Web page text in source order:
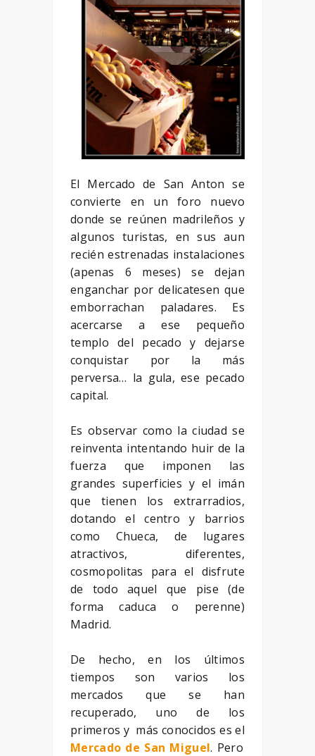
El Mercado de San Anton se
convierte en un foro nuevo
donde se reúnen madrileños y
algunos turistas, en sus aun
recién estrenadas instalaciones
(apenas 6 meses) se dejan
enganchar por delicatesen que
emborrachan paladares. Es
acercarse a ese pequeño
templo del pecado y dejarse
conquistar por la más
perversa… la gula, ese pecado
capital.
Es observar como la ciudad se
reinventa intentando huir de la
fuerza que imponen las
grandes superficies y el imán
que tienen los extrarradios,
dotando el centro y barrios
como Chueca, de lugares
atractivos, diferentes,
cosmopolitas para el disfrute
de todo aquel que pise (de
forma caduca o perenne)
Madrid.
De hecho, en los últimos
tiempos son varios los
mercados que se han
recuperado, uno de los
primeros y más conocidos es el
Mercado de San Miguel. Pero